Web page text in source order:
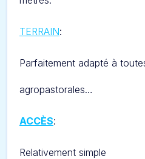
TERRAIN:
Parfaitement adapté à
agropastorales…
ACCÈS:
Relativement simple